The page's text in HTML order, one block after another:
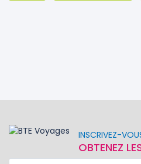
INSCRIVEZ-
OBTENEZ